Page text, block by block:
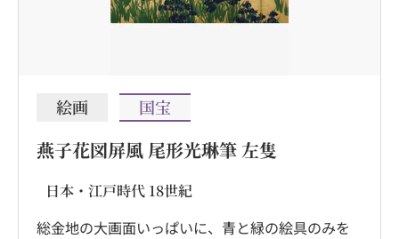
絵画 国宝
燕子花図屏風 尾形光琳筆 左隻
日本・江戸時代 18世紀
総金地の大画面いっぱいに、青と緑の絵具のみを